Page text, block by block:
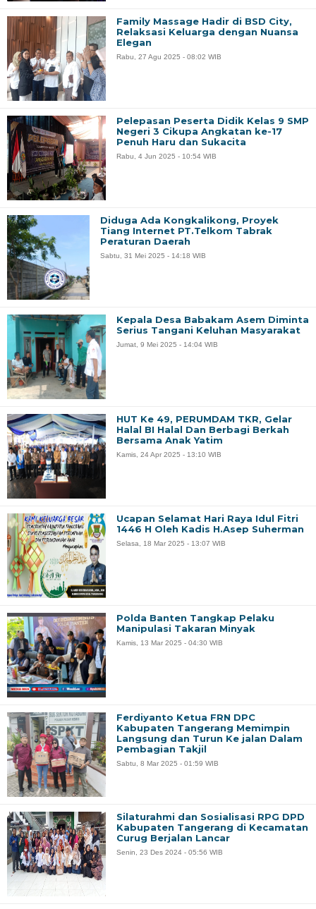
Family Massage Hadir di BSD City,
Relaksasi Keluarga dengan Nuansa
Elegan
Rabu, 27 Agu 2025 - 08:02 WIB
Pelepasan Peserta Didik Kelas 9 SMP
Negeri 3 Cikupa Angkatan ke-17
Penuh Haru dan Sukacita
Rabu, 4 Jun 2025 - 10:54 WIB
Diduga Ada Kongkalikong, Proyek
Tiang Internet PT.Telkom Tabrak
Peraturan Daerah
Sabtu, 31 Mei 2025 - 14:18 WIB
Kepala Desa Babakam Asem Diminta
Serius Tangani Keluhan Masyarakat
Jumat, 9 Mei 2025 - 14:04 WIB
HUT Ke 49, PERUMDAM TKR, Gelar
Halal BI Halal Dan Berbagi Berkah
Bersama Anak Yatim
Kamis, 24 Apr 2025 - 13:10 WIB
Ucapan Selamat Hari Raya Idul Fitri
1446 H Oleh Kadis H.Asep Suherman
Selasa, 18 Mar 2025 - 13:07 WIB
Polda Banten Tangkap Pelaku
Manipulasi Takaran Minyak
Kamis, 13 Mar 2025 - 04:30 WIB
Ferdiyanto Ketua FRN DPC
Kabupaten Tangerang Memimpin
Langsung dan Turun Ke jalan Dalam
Pembagian Takjil
Sabtu, 8 Mar 2025 - 01:59 WIB
Silaturahmi dan Sosialisasi RPG DPD
Kabupaten Tangerang di Kecamatan
Curug Berjalan Lancar
Senin, 23 Des 2024 - 05:56 WIB